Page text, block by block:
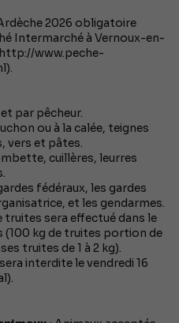
2026 obligatoire
Intermarché à Vernoux-en-
http://www.peche-
par pêcheur.
ou à la calée, teignes
vers et pâtes.
cuillères, leurres
fédéraux, les gardes
et les gendarmes.
truites sera effectué dans le
(100 kg de truites portion de
truites de 1 à 2 kg).
interdite le vendredi 16